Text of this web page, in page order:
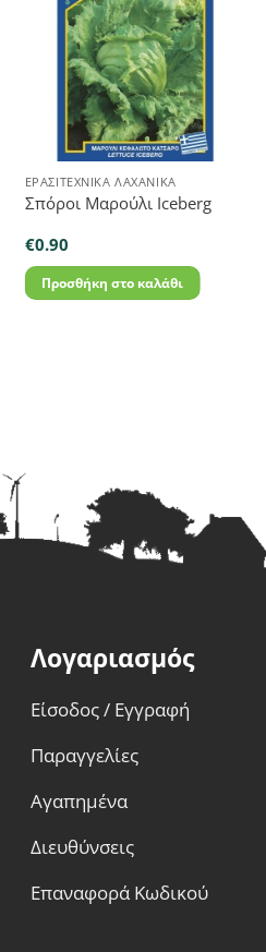
ΕΡΑΣΙΤΕΧΝΙΚΆ ΛΑΧΑΝΙΚΆ
Σπόροι Μαρούλι Iceberg
€0.90
Προσθήκη στο καλάθι
Λογαριασμός
Είσοδος / Εγγραφή
Παραγγελίες
Αγαπημένα
Διευθύνσεις
Επαναφορά Κωδικού